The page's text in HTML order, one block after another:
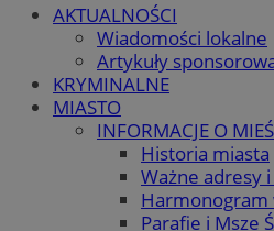
AKTUALNOŚCI
Wiadomości lokalne
Artykuły
KRYMINALNE
MIASTO
INFORMACJE O
Historia miasta
Ważne adresy
Harmonogram
Parafie i Msze